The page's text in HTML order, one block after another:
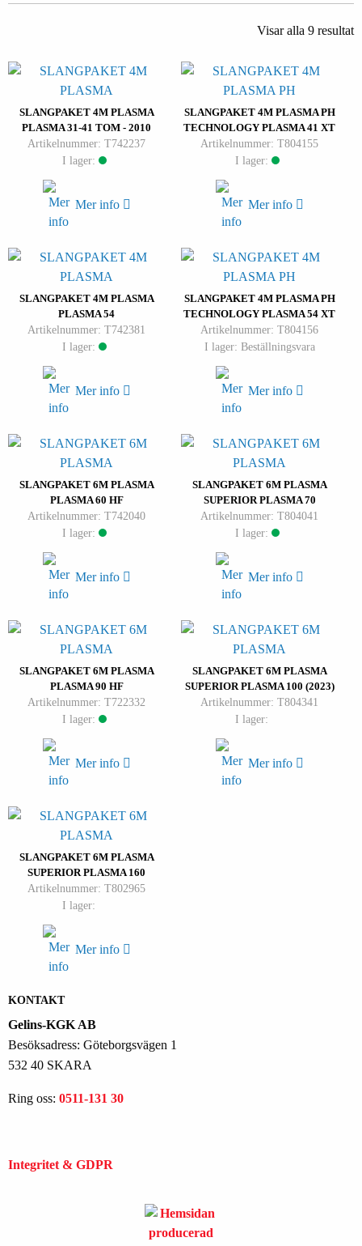
Visar alla 9 resultat
SLANGPAKET 4M PLASMA
PLASMA 31-41 TOM - 2010
Artikelnummer: T742237
I lager:
Mer info
SLANGPAKET 4M PLASMA PH
TECHNOLOGY PLASMA 41 XT
Artikelnummer: T804155
I lager:
Mer info
SLANGPAKET 4M PLASMA
PLASMA 54
Artikelnummer: T742381
I lager:
Mer info
SLANGPAKET 4M PLASMA PH
TECHNOLOGY PLASMA 54 XT
Artikelnummer: T804156
I lager: Beställningsvara
Mer info
SLANGPAKET 6M PLASMA
PLASMA 60 HF
Artikelnummer: T742040
I lager:
Mer info
SLANGPAKET 6M PLASMA
SUPERIOR PLASMA 70
Artikelnummer: T804041
I lager:
Mer info
SLANGPAKET 6M PLASMA
PLASMA 90 HF
Artikelnummer: T722332
I lager:
Mer info
SLANGPAKET 6M PLASMA
SUPERIOR PLASMA 100 (2023)
Artikelnummer: T804341
I lager:
Mer info
SLANGPAKET 6M PLASMA
SUPERIOR PLASMA 160
Artikelnummer: T802965
I lager:
Mer info
KONTAKT
Gelins-KGK AB
Besöksadress: Göteborgsvägen 1
532 40 SKARA
Ring oss: 0511-131 30
Integritet & GDPR